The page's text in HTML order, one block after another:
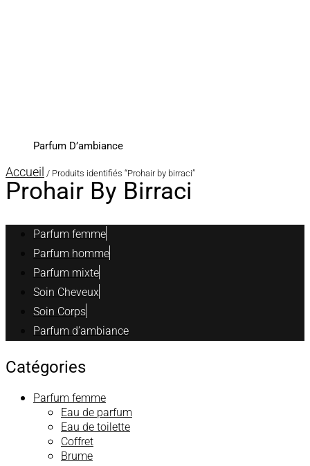
Parfum D’ambiance
Accueil / Produits identifiés “Prohair by birraci”
Prohair By Birraci
Parfum femme
Parfum homme
Parfum mixte
Soin Cheveux
Soin Corps
Parfum d’ambiance
Catégories
Parfum femme
Eau de parfum
Eau de toilette
Coffret
Brume